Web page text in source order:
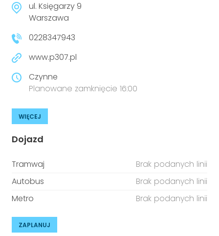
ul. Księgarzy 9
Warszawa
0228347943
www.p307.pl
Czynne
Planowane zamknięcie 16:00
WIĘCEJ
Dojazd
Tramwaj
Brak podanych linii
Autobus
Brak podanych linii
Metro
Brak podanych linii
ZAPLANUJ